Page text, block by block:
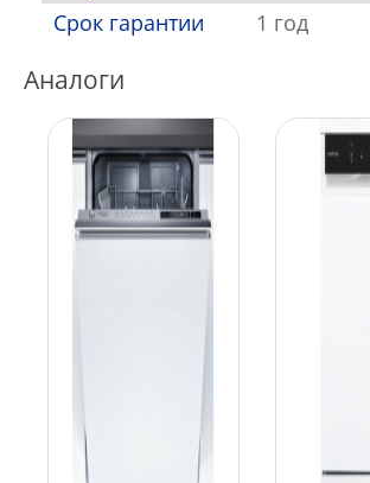
Срок гарантии
1 год
Аналоги